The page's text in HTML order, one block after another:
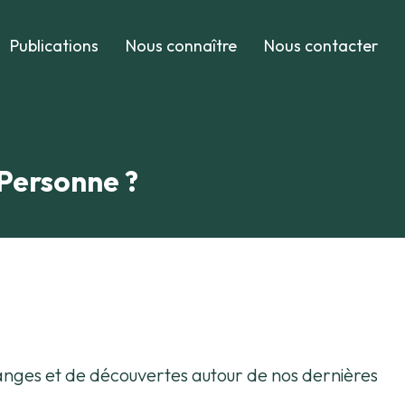
Publications Nous connaître Nous contacter
?
et de découvertes autour de nos dernières